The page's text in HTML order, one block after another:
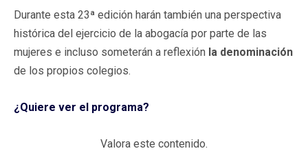
Durante esta 23ª edición harán también una perspectiva
histórica del ejercicio de la abogacía por parte de las
mujeres e incluso someterán a reflexión la denominación
de los propios colegios.
¿Quiere ver el programa?
Valora este contenido.